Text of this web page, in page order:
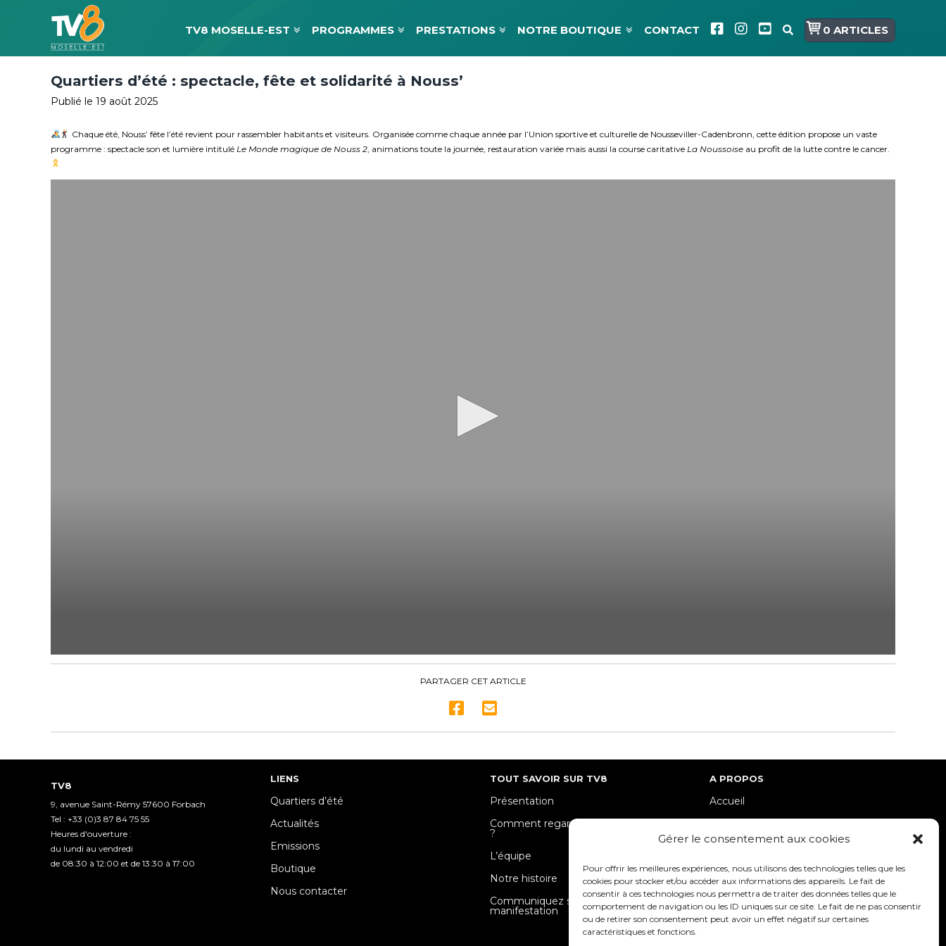
Gérer le consentement aux cookies
Pour offrir les meilleures expériences, nous utilisons des technologies telles que les
cookies pour stocker et/ou accéder aux informations des appareils. Le fait de
consentir à ces technologies nous permettra de traiter des données telles que le
comportement de navigation ou les ID uniques sur ce site. Le fait de ne pas consentir
ou de retirer son consentement peut avoir un effet négatif sur certaines
caractéristiques et fonctions.
TV8 MOSELLE-EST PROGRAMMES PRESTATIONS NOTRE BOUTIQUE CONTACT 0 ARTICLES
Quartiers d’été : spectacle, fête et solidarité à Nouss’
Publié le 19 août 2025
Chaque été, Nouss’ fête l’été revient pour rassembler habitants et visiteurs. Organisée comme chaque année par l’Union sportive et culturelle de Nousseviller-Cadenbronn, cette édition propose un vaste
programme : spectacle son et lumière intitulé Le Monde magique de Nouss 2, animations toute la journée, restauration variée mais aussi la course caritative La Noussoise au profit de la lutte contre le cancer.
PARTAGER CET ARTICLE
TV8
9, avenue Saint-Rémy 57600 Forbach
Tel : +33 (0)3 87 84 75 55
Heures d'ouverture :
du lundi au vendredi
de 08:30 à 12:00 et de 13:30 à 17:00
LIENS
Quartiers d’été
Actualités
Emissions
Boutique
Nous contacter
TOUT SAVOIR SUR TV8
Présentation
Comment regarder TV8 Moselle-Est
?
L’équipe
Notre histoire
Communiquez sur votre
manifestation
A PROPOS
Accueil
Mentions Légales / Crédits
Politique de cookies (UE)
Politique de confidentialité – RGPD